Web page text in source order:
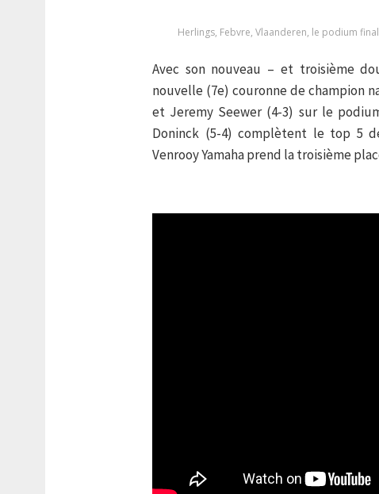
Herlings, Febvre, Vlaanderen, le podium
Avec son nouveau – et troisième
nouvelle (7e) couronne de champion
et Jeremy Seewer (4-3) sur le
Doninck (5-4) complètent le top 5
Venrooy Yamaha prend la troisième